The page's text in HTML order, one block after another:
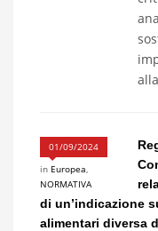
01/09/2024
in Europea,
NORMATIVA
di un’indicazione
alimentari diversa